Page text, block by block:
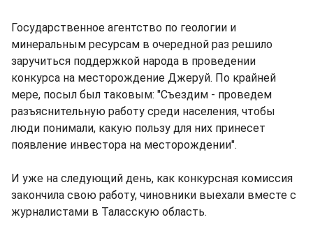
Государственное агентство по геологии и
минеральным ресурсам в очередной раз решило
заручиться поддержкой народа в проведении
конкурса на месторождение Джеруй. По крайней
мере, посыл был таковым: "Съездим - проведем
разъяснительную работу среди населения, чтобы
люди понимали, какую пользу для них принесет
появление инвестора на месторождении".
И уже на следующий день, как конкурсная комиссия
закончила свою работу, чиновники выехали вместе с
журналистами в Таласскую область.